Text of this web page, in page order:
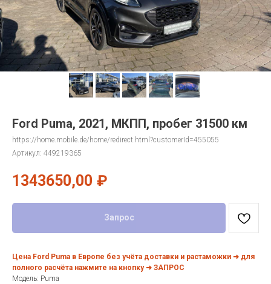
Ford Puma, 2021, МКПП, пробег 31500 км
https://home.mobile.de/home/redirect.html?customerId=455055
Артикул: 449219365
1343650,00 ₽
Запрос
Цена Ford Puma в Европе без учёта доставки и растаможки ➜ для
полного расчёта нажмите на кнопку ➜ ЗАПРОС
Модель: Puma